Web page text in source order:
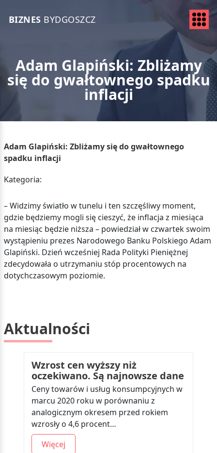
BIZNES BYDGOSZCZ
Adam Glapiński: Zbliżamy
się do gwałtownego spadku
inflacji
Adam Glapiński: Zbliżamy się do gwałtownego
spadku inflacji
Kategoria:
– Widzimy światło w tunelu i ten szczęśliwy moment,
gdzie będziemy mogli się cieszyć, że inflacja z miesiąca
na miesiąc będzie niższa – powiedział w czwartek swoim
wystąpieniu prezes Narodowego Banku Polskiego Adam
Glapiński. Dzień wcześniej Rada Polityki Pieniężnej
zdecydowała o utrzymaniu stóp procentowych na
dotychczasowym poziomie.
Aktualności
Wzrost cen wyższy niż
oczekiwano. Są najnowsze dane
Ceny towarów i usług konsumpcyjnych w
marcu 2020 roku w porównaniu z
analogicznym okresem przed rokiem
wzrosły o 4,6 procent…
Więcej